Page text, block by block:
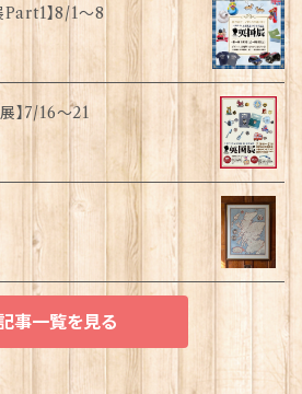
Part1】8/1〜8
】7/16～21
事一覧を見る